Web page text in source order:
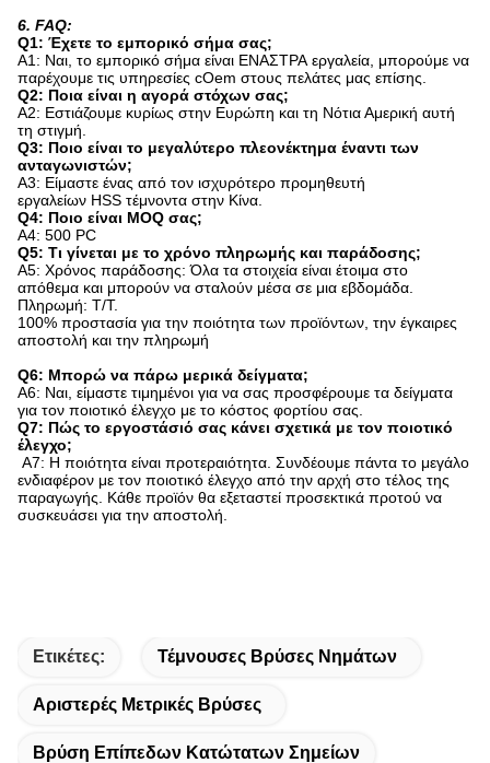
6. FAQ:
Q1: Έχετε το εμπορικό σήμα σας;
Α1: Ναι, το εμπορικό σήμα είναι ΕΝΑΣΤΡΑ εργαλεία, μπορούμε να
παρέχουμε τις υπηρεσίες cOem στους πελάτες μας επίσης.
Q2: Ποια είναι η αγορά στόχων σας;
A2: Εστιάζουμε κυρίως στην Ευρώπη και τη Νότια Αμερική αυτή
τη στιγμή.
Q3: Ποιο είναι το μεγαλύτερο πλεονέκτημα έναντι των
ανταγωνιστών;
A3: Είμαστε ένας από τον ισχυρότερο προμηθευτή
εργαλείων HSS τέμνοντα στην Κίνα.
Q4: Ποιο είναι MOQ σας;
A4: 500 PC
Q5: Τι γίνεται με το χρόνο πληρωμής και παράδοσης;
A5: Χρόνος παράδοσης: Όλα τα στοιχεία είναι έτοιμα στο
απόθεμα και μπορούν να σταλούν μέσα σε μια εβδομάδα.
Πληρωμή: T/T.
100% προστασία για την ποιότητα των προϊόντων, την έγκαιρες
αποστολή και την πληρωμή
Q6: Μπορώ να πάρω μερικά δείγματα;
A6: Ναι, είμαστε τιμημένοι για να σας προσφέρουμε τα δείγματα
για τον ποιοτικό έλεγχο με το κόστος φορτίου σας.
Q7: Πώς το εργοστάσιό σας κάνει σχετικά με τον ποιοτικό
έλεγχο;
A7: Η ποιότητα είναι προτεραιότητα. Συνδέουμε πάντα το μεγάλο
ενδιαφέρον με τον ποιοτικό έλεγχο από την αρχή στο τέλος της
παραγωγής. Κάθε προϊόν θα εξεταστεί προσεκτικά προτού να
συσκευάσει για την αποστολή.
Ετικέτες: Τέμνουσες Βρύσες Νημάτων
Αριστερές Μετρικές Βρύσες
Βρύση Επίπεδων Κατώτατων Σημείων